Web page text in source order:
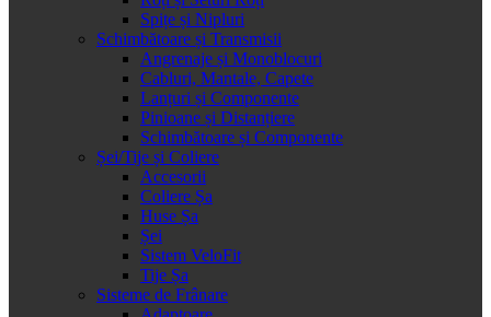
Spițe și Nipluri
Schimbătoare și Transmisii
Angrenaje și Monoblocuri
Cabluri, Mantale, Capete
Lanțuri și Componente
Pinioane și Distanțiere
Schimbătoare și Componente
Șei/Tije și Coliere
Accesorii
Coliere Șa
Huse Șa
Șei
Sistem VeloFit
Tije Șa
Sisteme de Frânare